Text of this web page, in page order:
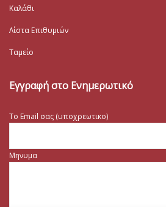
Καλάθι
Λίστα Επιθυμιών
Ταμείο
Εγγραφή στο Ενημερωτικό
Το Email σας (υποχρεωτικο)
Μηνυμα